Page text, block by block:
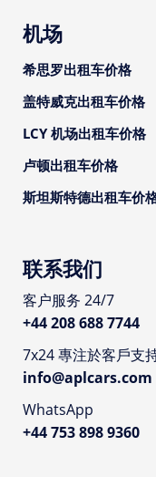
机场
希思罗出租车价格
盖特威克出租车价格
LCY 机场出租车价格
卢顿出租车价格
斯坦斯特德出租车价
联系我们
客户服务 24/7
+44 208 688 7744
7x24 專注於客戶支
info@aplcars.com
WhatsApp
+44 753 898 9360